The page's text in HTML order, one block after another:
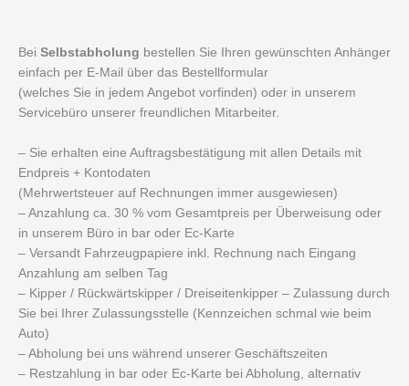
Bei Selbstabholung bestellen Sie Ihren gewünschten Anhänger
einfach per E-Mail über das Bestellformular
(welches Sie in jedem Angebot vorfinden) oder in unserem
Servicebüro unserer freundlichen Mitarbeiter.
– Sie erhalten eine Auftragsbestätigung mit allen Details mit
Endpreis + Kontodaten
(Mehrwertsteuer auf Rechnungen immer ausgewiesen)
– Anzahlung ca. 30 % vom Gesamtpreis per Überweisung oder
in unserem Büro in bar oder Ec-Karte
– Versandt Fahrzeugpapiere inkl. Rechnung nach Eingang
Anzahlung am selben Tag
– Kipper / Rückwärtskipper / Dreiseitenkipper – Zulassung durch
Sie bei Ihrer Zulassungsstelle (Kennzeichen schmal wie beim
Auto)
– Abholung bei uns während unserer Geschäftszeiten
– Restzahlung in bar oder Ec-Karte bei Abholung, alternativ